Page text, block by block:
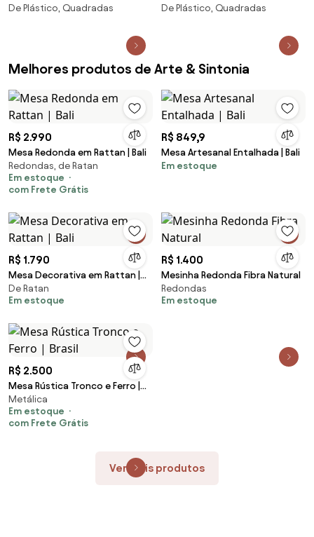
68 x 72 cm em Polipropileno
De Plástico, Quadradas
Flut em Polietileno Grafite
De Plástico, Quadradas
Melhores produtos de Arte & Sintonia
R$ 2.990
Mesa Redonda em Rattan | Bali
Redondas, de Ratan
Em estoque
com Frete Grátis
R$ 849,9
Mesa Artesanal Entalhada | Bali
Em estoque
R$ 1.790
Mesa Decorativa em Rattan |
Bali
De Ratan
Em estoque
R$ 1.400
Mesinha Redonda Fibra Natural
Redondas
Em estoque
R$ 2.500
Mesa Rústica Tronco e Ferro |
Brasil
Metálica
Em estoque
com Frete Grátis
Ver mais produtos